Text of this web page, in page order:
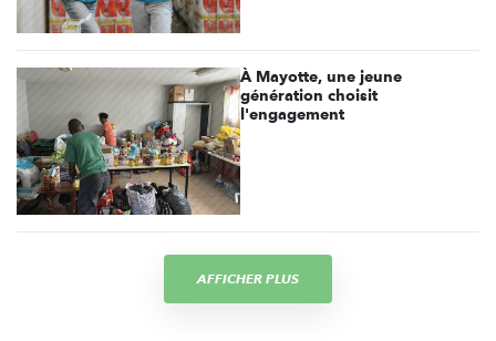
À Mayotte, une jeune
génération choisit
l'engagement
AFFICHER PLUS